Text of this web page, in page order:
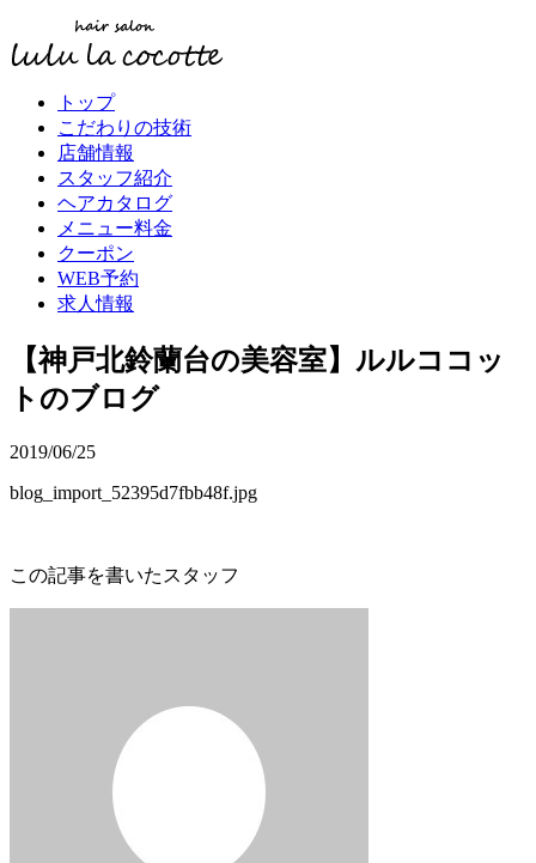
トップ
こだわりの技術
店舗情報
スタッフ紹介
ヘアカタログ
メニュー料金
クーポン
WEB予約
求人情報
【神戸北鈴蘭台の美容室】ルルココッ
トのブログ
2019/06/25
blog_import_52395d7fbb48f.jpg
この記事を書いたスタッフ